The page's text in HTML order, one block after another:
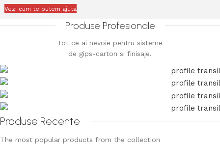
Vezi cum te putem ajuta
Produse Profesionale
Tot ce ai nevoie pentru sisteme
de gips-carton si finisaje.
Produse Recente
The most popular products from the collection